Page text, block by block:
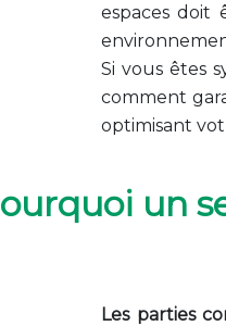
espaces doit
Si vous êtes
comment
optimisant
un
Les parties